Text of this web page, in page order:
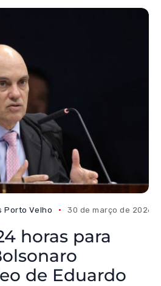
Porto Velho 30 de março de 2026
horas para
de Eduardo